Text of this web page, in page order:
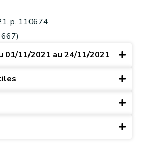
p. 110674
01/11/2021 au 24/11/2021